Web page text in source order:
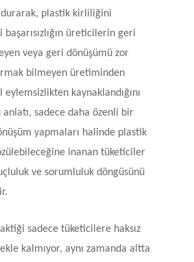
plastik kirliliğini
üreticilerin geri
veya geri dönüşümü zor
bilmeyen üretiminden
kaynaklandığını
sadece daha özenli bir
yapmaları halinde plastik
inanan tüketiciler
ve sorumluluk döngüsünü
sadece tüketicilere haksız
kalmıyor, aynı zamanda altta